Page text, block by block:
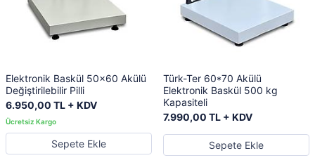
Elektronik Baskül 50x60 Akülü
Değiştirilebilir Pilli
6.950,00 TL + KDV
Sepete Ekle
Türk-Ter 60*70 Akülü
Elektronik Baskül 500 kg
Kapasiteli
7.990,00 TL + KDV
Sepete Ekle